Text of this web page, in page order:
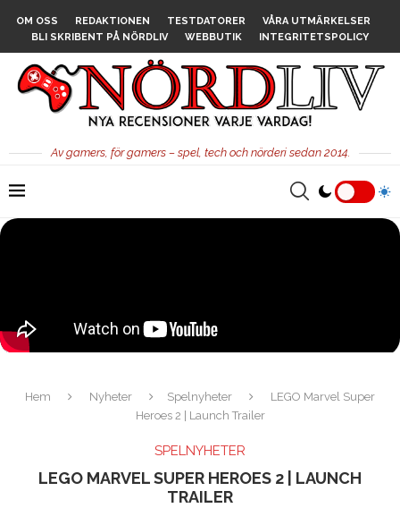
OM OSS REDAKTIONEN TESTDATORER
VÅRA UTMÄRKELSER
BLI SKRIBENT PÅ NÖRDLIV
WEBBUTIK INTEGRITETSPOLICY
Av gamers, för gamers – spel, tech och nörderi sedan 2014.
Hem Nyheter Spelnyheter
LEGO Marvel Super
Heroes 2 | Launch Trailer
SPELNYHETER
LEGO MARVEL SUPER HEROES 2 | LAUNCH
TRAILER